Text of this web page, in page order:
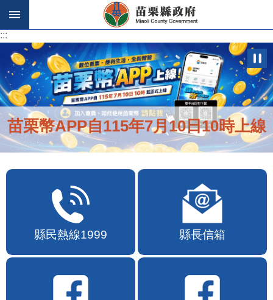
跳到主要內容區塊
:::
苗栗幣APP自115年7月10日10時上線
縣民熱線1999 縣長信箱